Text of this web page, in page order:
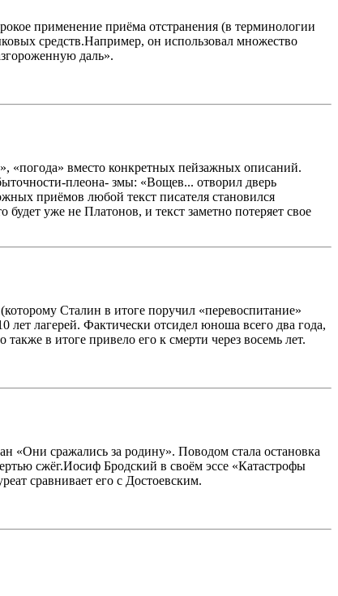
применение приёма отстранения (в терминологии
средств.Например, он использовал множество
даль».
«погода» вместо конкретных пейзажных описаний.
змы: «Вощев... отворил дверь
приёмов любой текст писателя становился
уже не Платонов, и текст заметно потеряет свое
Сталин в итоге поручил «перевоспитание»
лагерей. Фактически отсидел юноша всего два года,
в итоге привело его к смерти через восемь лет.
«Они сражались за родину». Поводом стала остановка
сжёг.Иосиф Бродский в своём эссе «Катастрофы
сравнивает его с Достоевским.